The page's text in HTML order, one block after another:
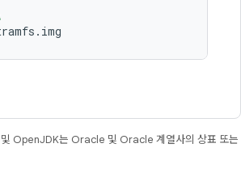
및 OpenJDK는 Oracle 및 Oracle 계열사의 상표 또는